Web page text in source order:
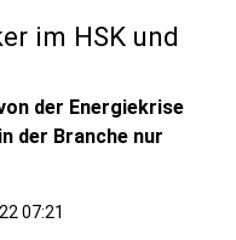
im HSK und
der Energiekrise
der Branche nur
07:21